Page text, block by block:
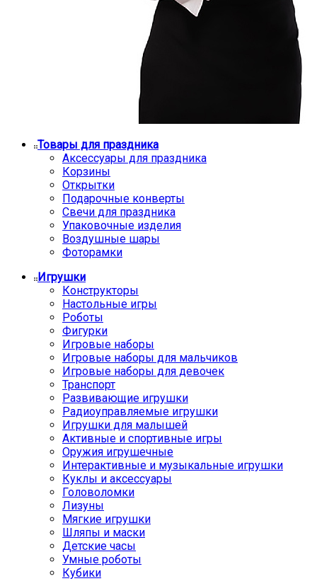
Товары для праздника
Аксессуары для праздника
Корзины
Открытки
Подарочные конверты
Свечи для праздника
Упаковочные изделия
Воздушные шары
Фоторамки
Игрушки
Конструкторы
Настольные игры
Роботы
Фигурки
Игровые наборы
Игровые наборы для мальчиков
Игровые наборы для девочек
Транспорт
Развивающие игрушки
Радиоуправляемые игрушки
Игрушки для малышей
Активные и спортивные игры
Оружия игрушечные
Интерактивные и музыкальные игрушки
Куклы и аксессуары
Головоломки
Лизуны
Мягкие игрушки
Шляпы и маски
Детские часы
Умные роботы
Кубики